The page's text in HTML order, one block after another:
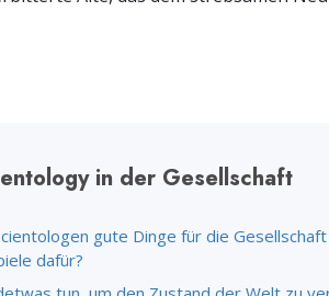
in der Gesellschaft
gute Dinge für die
dafür?